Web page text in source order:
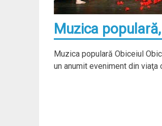
Muzica
Muzica populară Obiceiul
un anumit eveniment din